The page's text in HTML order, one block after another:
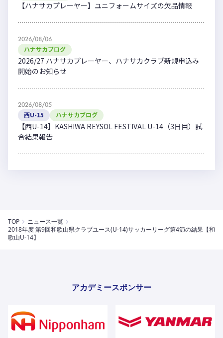
【ハナサカプレーヤー】ユニフォームサイズの欠品情報
2026/08/06
ハナサカブログ
2026/27 ハナサカプレーヤー、ハナサカクラブ新規申込み
開始のお知らせ
2026/08/05
西U-15 ハナサカブログ
【西U-14】KASHIWA REYSOL FESTIVAL U-14（3日目）試
合結果報告
TOP
ニュース一覧
2018年度 第9回和歌山県クラブユース(U-14)サッカーリーグ第4節の結果【和
歌山U-14】
アカデミースポンサー